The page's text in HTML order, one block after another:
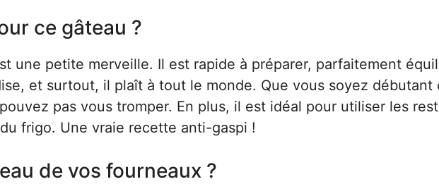
ce gâteau ?
une petite merveille. Il est rapide à préparer, parfaitement
et surtout, il plaît à tout le monde. Que vous soyez débutant
pas vous tromper. En plus, il est idéal pour utiliser les
frigo. Une vraie recette anti-gaspi !
de vos fourneaux ?